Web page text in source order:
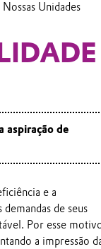
Nossas Unidades
aspiração de
e a
de seus
Por esse
a impressão